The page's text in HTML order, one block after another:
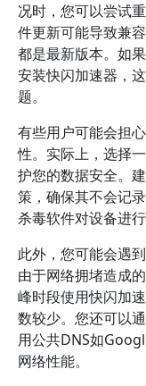
况时，您可以尝试
件更新可能导致兼
都是最新版本。如
安装快闪加速器，
题。
有些用户可能会担
性。实际上，选择
护您的数据安全。
策，确保其不会记
杀毒软件对设备进
此外，您可能会遇
由于网络拥堵造成
峰时段使用快闪加
数较少。您还可以
用公共DNS如
网络性能。